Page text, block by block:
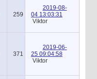
259
2019-08-
04 13:03:31
Viktor
371
2019-06-
25 09:04:58
Viktor